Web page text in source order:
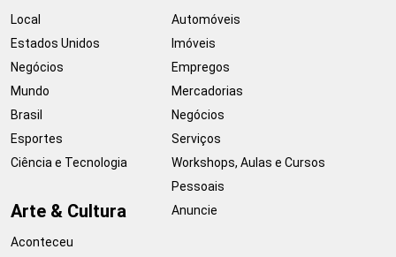
Local
Estados Unidos
Negócios
Mundo
Brasil
Esportes
Ciência e Tecnologia
Arte & Cultura
Aconteceu
Automóveis
Imóveis
Empregos
Mercadorias
Negócios
Serviços
Workshops, Aulas e Cursos
Pessoais
Anuncie